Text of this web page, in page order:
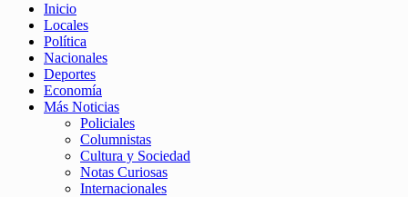
Inicio
Locales
Política
Nacionales
Deportes
Economía
Más Noticias
Policiales
Columnistas
Cultura y Sociedad
Notas Curiosas
Internacionales